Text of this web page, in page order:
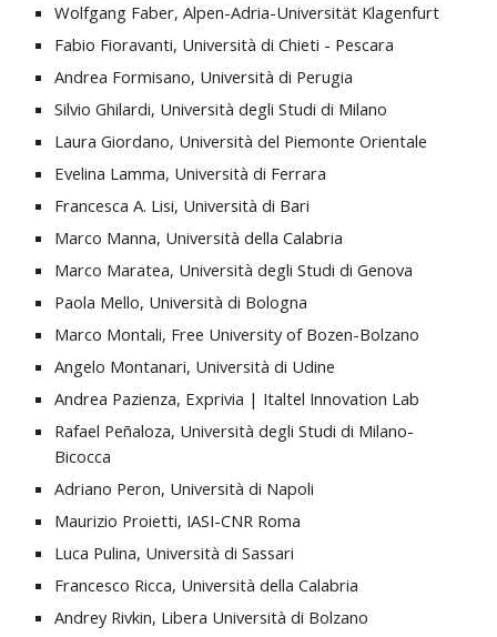
Wolfgang Faber, Alpen-Adria-Universität Klagenfurt
Fabio Fioravanti, Università di Chieti - Pescara
Andrea Formisano, Università di Perugia
Silvio Ghilardi, Università degli Studi di Milano
Laura Giordano, Università del Piemonte Orientale
Evelina Lamma, Università di Ferrara
Francesca A. Lisi, Università di Bari
Marco Manna, Università della Calabria
Marco Maratea, Università degli Studi di Genova
Paola Mello, Università di Bologna
Marco Montali, Free University of Bozen-Bolzano
Angelo Montanari, Università di Udine
Andrea Pazienza, Exprivia | Italtel Innovation Lab
Rafael Peñaloza, Università degli Studi di Milano-
Bicocca
Adriano Peron, Università di Napoli
Maurizio Proietti, IASI-CNR Roma
Luca Pulina, Università di Sassari
Francesco Ricca, Università della Calabria
Andrey Rivkin, Libera Università di Bolzano